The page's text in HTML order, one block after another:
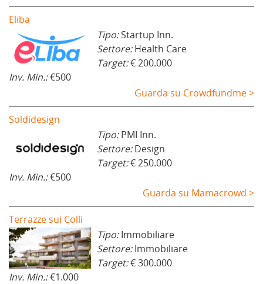
Eliba
Tipo:Startup Inn.
Settore:Health Care
Target:€ 200.000
Inv. Min.:€500
Guarda su Crowdfundme >
Soldidesign
Tipo:PMI Inn.
Settore:Design
Target:€ 250.000
Inv. Min.:€500
Guarda su Mamacrowd >
Terrazze sui Colli
Tipo:Immobiliare
Settore:Immobiliare
Target:€ 300.000
Inv. Min.:€1.000